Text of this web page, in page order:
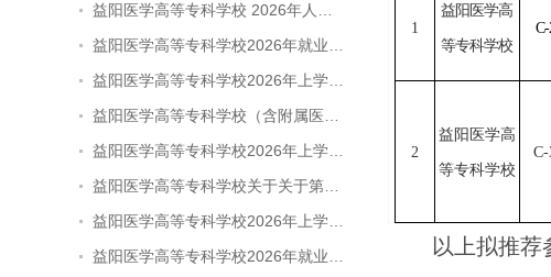
益阳医学高等专科学校 2026年人…
益阳医学高等专科学校2026年就业…
益阳医学高等专科学校2026年上学…
益阳医学高等专科学校（含附属医…
益阳医学高等专科学校2026年上学…
益阳医学高等专科学校关于关于第…
益阳医学高等专科学校2026年上学…
益阳医学高等专科学校2026年就业…
1
益阳医学高
等专科学校
C-
2
益阳医学高
等专科学校
C-
以上拟推荐